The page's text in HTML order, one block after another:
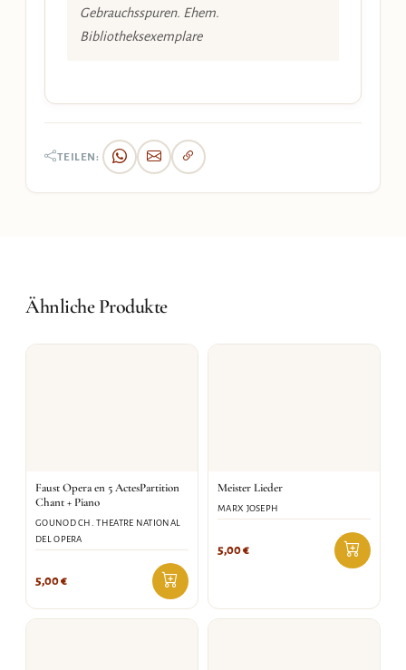
Gebrauchsspuren. Ehem.
Bibliotheksexemplare
TEILEN:
Ähnliche Produkte
Faust Opera en 5 ActesPartition
Chant + Piano
GOUNOD CH. THEATRE NATIONAL
DEL OPERA
5,00€
Meister Lieder
MARX JOSEPH
5,00€